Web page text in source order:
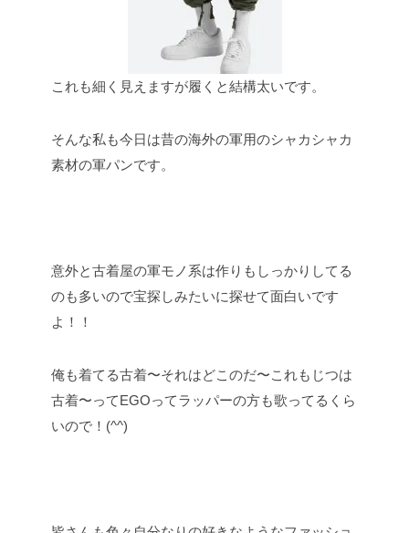
これも細く見えますが履くと結構太いです。
そんな私も今日は昔の海外の軍用のシャカシャカ
素材の軍パンです。
意外と古着屋の軍モノ系は作りもしっかりしてる
のも多いので宝探しみたいに探せて面白いです
よ！！
俺も着てる古着〜それはどこのだ〜これもじつは
古着〜ってEGOってラッパーの方も歌ってるくら
いので！(^^)